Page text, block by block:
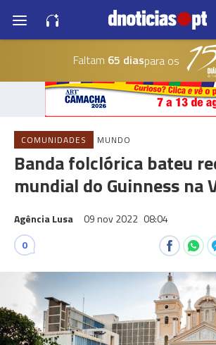
Faltam 65 diaspara os
COMUNIDADES MUNDO
Banda folclórica bateu
mundial do Guinness na
Agência Lusa 09 nov 2022 08:04
0